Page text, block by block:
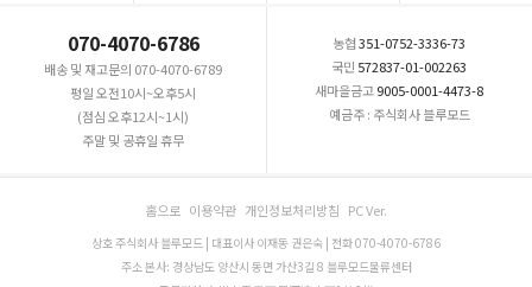
070-4070-6786
배송 및 재고문의 070-4070-6789
평일 오전10시~오후5시
(점심 오후12시~1시)
주말 및 공휴일 휴무
농협351-0752-3336-73
국민 572837-01-002263
새마을금고9005-0001-4473-8
예금주 : 주식회사 블루모드
홈으로 이용약관 개인정보처리방침 PC Ver.
상호 주식회사 블루모드 | 대표이사 이재동 권은숙 | 전화 070-4070-6786
주소 본사: 경상남도 양산시 동면 가산3길 8 블루모드물류센터